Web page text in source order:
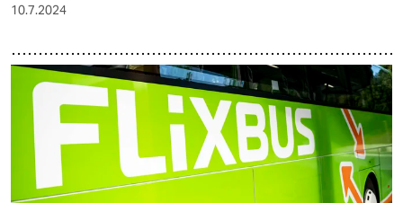
10.7.2024